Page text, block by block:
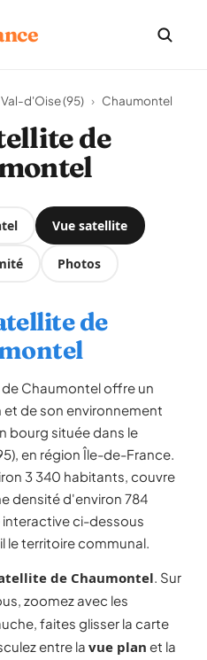
Val-d'Oise (95) › Chaumontel
de
Vue satellite
Photos
de
Chaumontel offre un
de son environnement
bourg située dans le
en région Île-de-France.
3 340 habitants, couvre
densité d'environ 784
interactive ci-dessous
le territoire communal.
de Chaumontel. Sur
zoomez avec les
faites glisser la carte
entre la vue plan et la